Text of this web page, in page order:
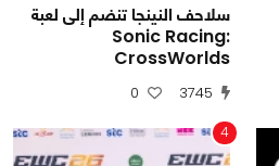
سلاحف النينجا تنضم إلى لعبة
Sonic Racing:
CrossWorlds
3745
0
4